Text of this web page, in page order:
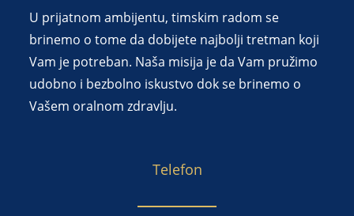
U prijatnom ambijentu, timskim radom se
brinemo o tome da dobijete najbolji tretman koji
Vam je potreban. Naša misija je da Vam pružimo
udobno i bezbolno iskustvo dok se brinemo o
Vašem oralnom zdravlju.
Telefon